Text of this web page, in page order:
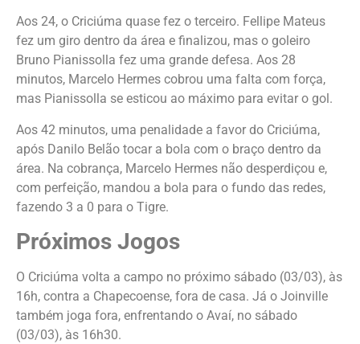
Aos 24, o Criciúma quase fez o terceiro. Fellipe Mateus
fez um giro dentro da área e finalizou, mas o goleiro
Bruno Pianissolla fez uma grande defesa. Aos 28
minutos, Marcelo Hermes cobrou uma falta com força,
mas Pianissolla se esticou ao máximo para evitar o gol.
Aos 42 minutos, uma penalidade a favor do Criciúma,
após Danilo Belão tocar a bola com o braço dentro da
área. Na cobrança, Marcelo Hermes não desperdiçou e,
com perfeição, mandou a bola para o fundo das redes,
fazendo 3 a 0 para o Tigre.
Próximos Jogos
O Criciúma volta a campo no próximo sábado (03/03), às
16h, contra a Chapecoense, fora de casa. Já o Joinville
também joga fora, enfrentando o Avaí, no sábado
(03/03), às 16h30.